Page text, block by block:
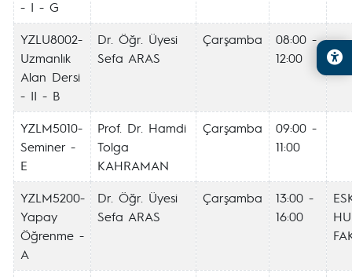
- I - G
YZLU8002-
Uzmanlık
Alan Dersi
- II - B
Dr. Öğr. Üyesi
Sefa ARAS
Çarşamba
08:00 -
12:00
YZLM5010-
Seminer -
E
Prof. Dr. Hamdi
Tolga
KAHRAMAN
Çarşamba
09:00 -
11:00
YZLM5200-
Yapay
Öğrenme -
A
Dr. Öğr. Üyesi
Sefa ARAS
Çarşamba
13:00 -
16:00